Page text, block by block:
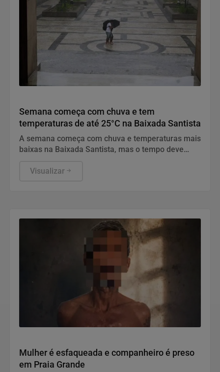
Semana começa com chuva e tem
temperaturas de até 25°C na Baixada Santista
A semana começa com chuva e temperaturas mais
baixas na Baixada Santista, mas o tempo deve
Visualizar
Mulher é esfaqueada e companheiro é preso
em Praia Grande